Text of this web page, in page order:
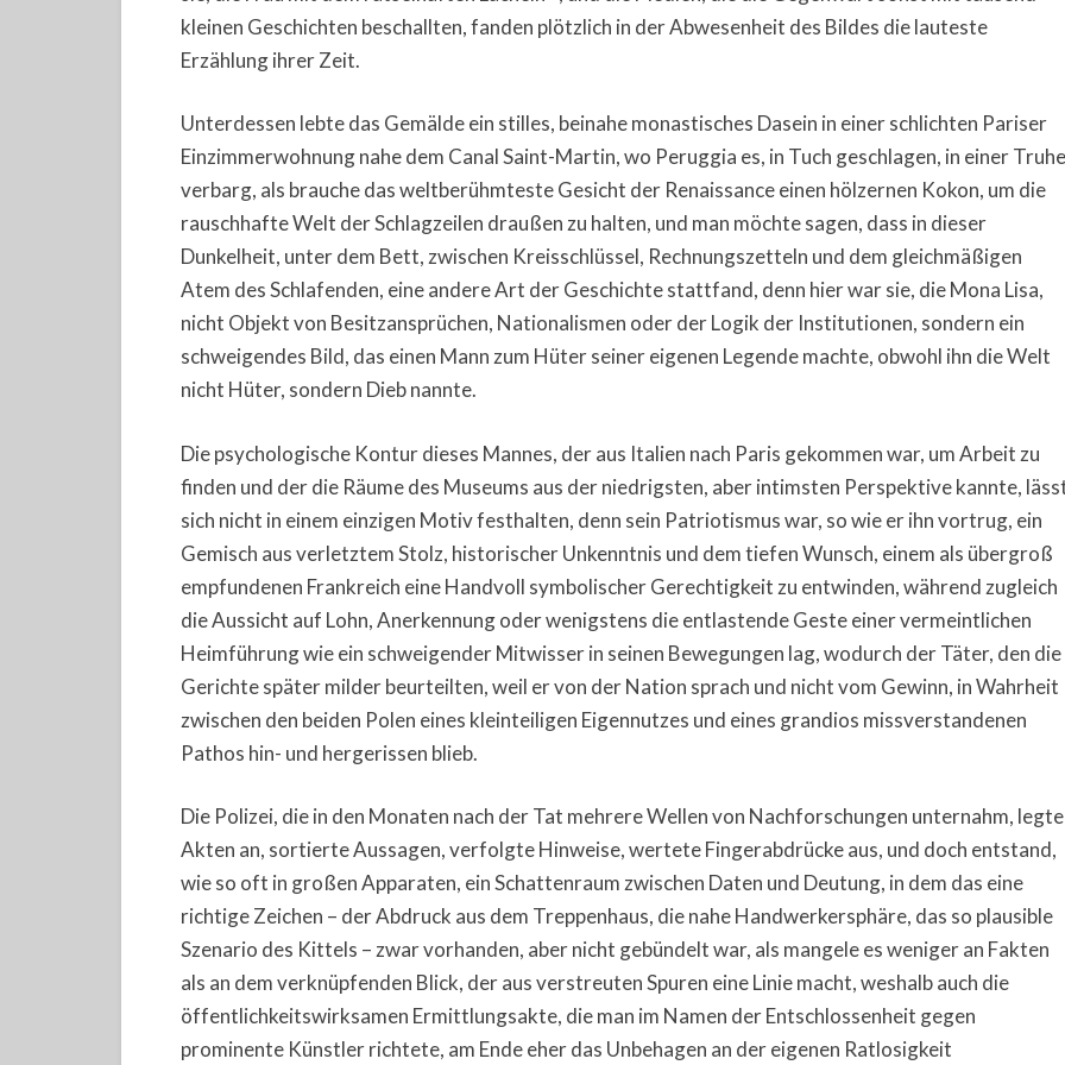
kleinen Geschichten beschallten, fanden plötzlich in der Abwesenheit des Bildes die lauteste
Erzählung ihrer Zeit.
Unterdessen lebte das Gemälde ein stilles, beinahe monastisches Dasein in einer schlichten Pariser
Einzimmerwohnung nahe dem Canal Saint-Martin, wo Peruggia es, in Tuch geschlagen, in einer Truhe
verbarg, als brauche das weltberühmteste Gesicht der Renaissance einen hölzernen Kokon, um die
rauschhafte Welt der Schlagzeilen draußen zu halten, und man möchte sagen, dass in dieser
Dunkelheit, unter dem Bett, zwischen Kreisschlüssel, Rechnungszetteln und dem gleichmäßigen
Atem des Schlafenden, eine andere Art der Geschichte stattfand, denn hier war sie, die Mona Lisa,
nicht Objekt von Besitzansprüchen, Nationalismen oder der Logik der Institutionen, sondern ein
schweigendes Bild, das einen Mann zum Hüter seiner eigenen Legende machte, obwohl ihn die Welt
nicht Hüter, sondern Dieb nannte.
Die psychologische Kontur dieses Mannes, der aus Italien nach Paris gekommen war, um Arbeit zu
finden und der die Räume des Museums aus der niedrigsten, aber intimsten Perspektive kannte,
sich nicht in einem einzigen Motiv festhalten, denn sein Patriotismus war, so wie er ihn vortrug, ein
Gemisch aus verletztem Stolz, historischer Unkenntnis und dem tiefen Wunsch, einem als übergroß
empfundenen Frankreich eine Handvoll symbolischer Gerechtigkeit zu entwinden, während zugleich
die Aussicht auf Lohn, Anerkennung oder wenigstens die entlastende Geste einer vermeintlichen
Heimführung wie ein schweigender Mitwisser in seinen Bewegungen lag, wodurch der Täter, den die
Gerichte später milder beurteilten, weil er von der Nation sprach und nicht vom Gewinn, in Wahrheit
zwischen den beiden Polen eines kleinteiligen Eigennutzes und eines grandios missverstandenen
Pathos hin- und hergerissen blieb.
Die Polizei, die in den Monaten nach der Tat mehrere Wellen von Nachforschungen unternahm, legte
Akten an, sortierte Aussagen, verfolgte Hinweise, wertete Fingerabdrücke aus, und doch entstand,
wie so oft in großen Apparaten, ein Schattenraum zwischen Daten und Deutung, in dem das eine
richtige Zeichen – der Abdruck aus dem Treppenhaus, die nahe Handwerkersphäre, das so plausible
Szenario des Kittels – zwar vorhanden, aber nicht gebündelt war, als mangele es weniger an Fakten
als an dem verknüpfenden Blick, der aus verstreuten Spuren eine Linie macht, weshalb auch die
öffentlichkeitswirksamen Ermittlungsakte, die man im Namen der Entschlossenheit gegen
prominente Künstler richtete, am Ende eher das Unbehagen an der eigenen Ratlosigkeit